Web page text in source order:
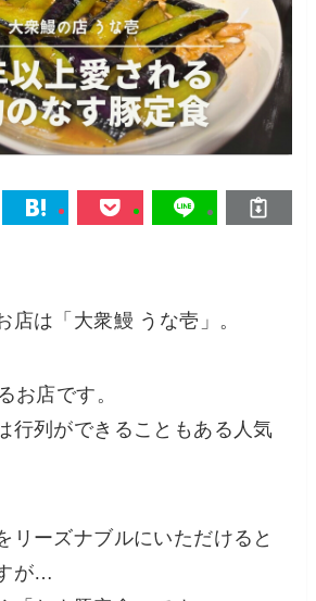
店は「大衆鰻 うな壱」。
お店です。
行列ができることもある人気
リーズナブルにいただけると
が…